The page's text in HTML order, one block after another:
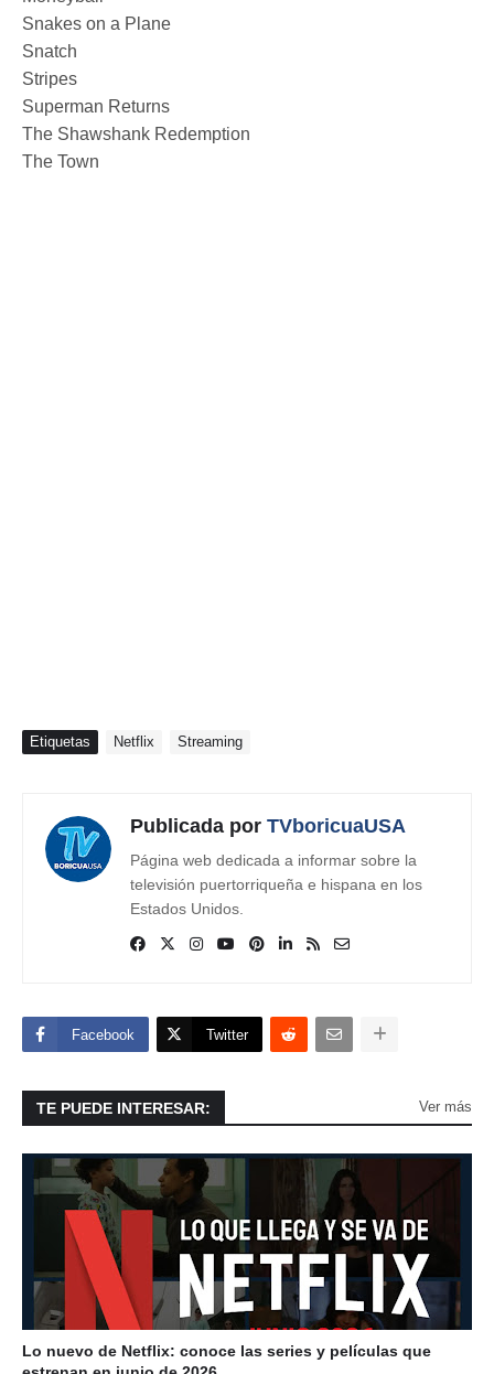
Snakes on a Plane
Snatch
Stripes
Superman Returns
The Shawshank Redemption
The Town
Etiquetas Netflix Streaming
Publicada por TVboricuaUSA
Página web dedicada a informar sobre la
televisión puertorriqueña e hispana en los
Estados Unidos.
Facebook Twitter
TE PUEDE INTERESAR: Ver más
Lo nuevo de Netflix: conoce las series y películas que